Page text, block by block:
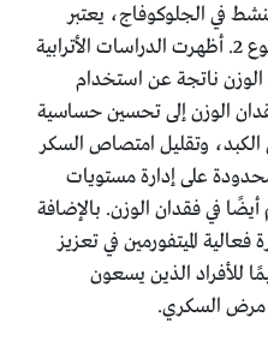
في الجلوكوفاج، يعتبر
العلاج الأول لمرض السكري من النوع 2. أظهرت الدراسات الأترابية
الوزن ناتجة عن استخدام
فقدان الوزن إلى تحسين حساسية
الكبد، وتقليل امتصاص السكر
على إدارة مستويات
في فقدان الوزن. بالإضافة
الميتفورمين في تعزيز
للأفراد الذين يسعون
مرض السكري.